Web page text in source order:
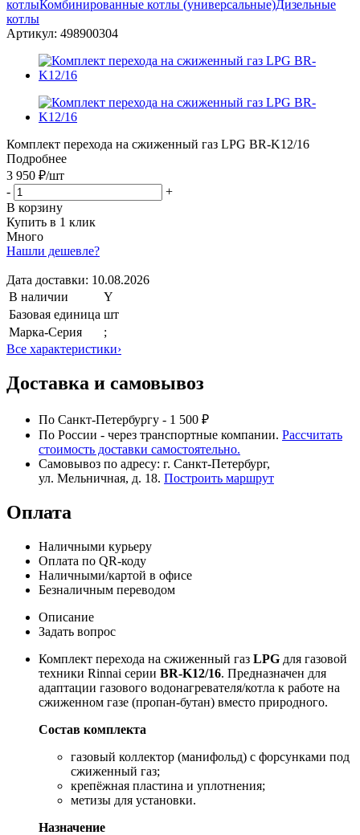
котлыКомбинированные котлы (универсальные)Дизельные
котлы
Артикул: 498900304
Комплект перехода на сжиженный газ LPG BR-K12/16
Подробнее
3 950 ₽/шт
-
+
В корзину
Купить в 1 клик
Много
Нашли дешевле?
Дата доставки: 10.08.2026
В наличии
Y
Базовая единица шт
Марка-Серия
;
Все характеристики›
Доставка и самовывоз
По Санкт-Петербургу - 1 500 ₽
По России - через транспортные компании. Рассчитать
стоимость доставки самостоятельно.
Самовывоз по адресу: г. Санкт-Петербург,
ул. Мельничная, д. 18. Построить маршрут
Оплата
Наличными курьеру
Оплата по QR-коду
Наличными/картой в офисе
Безналичным переводом
Описание
Задать вопрос
Комплект перехода на сжиженный газ LPG для газовой
техники Rinnai серии BR-K12/16. Предназначен для
адаптации газового водонагревателя/котла к работе на
сжиженном газе (пропан-бутан) вместо природного.
Состав комплекта
газовый коллектор (манифольд) с форсунками под
сжиженный газ;
крепёжная пластина и уплотнения;
метизы для установки.
Назначение